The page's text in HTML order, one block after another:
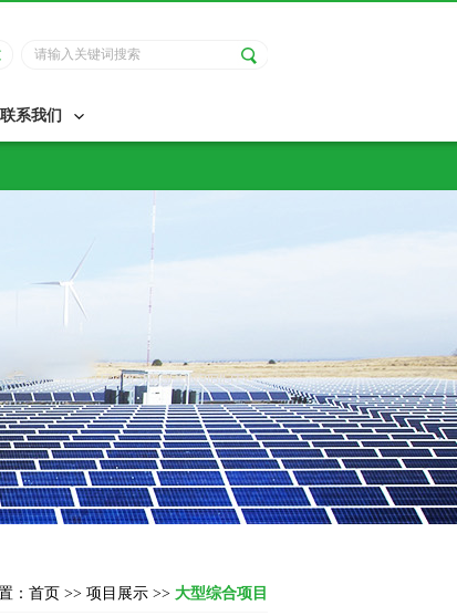
联系我们
： 首页 >> 项目展示 >> 大型综合项目